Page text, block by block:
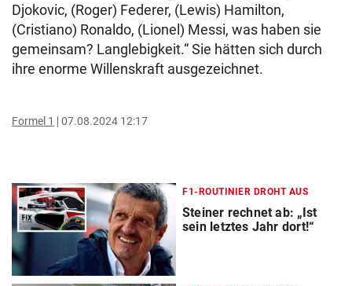
Djokovic, (Roger) Federer, (Lewis) Hamilton,
(Cristiano) Ronaldo, (Lionel) Messi, was haben sie
gemeinsam? Langlebigkeit.“ Sie hätten sich durch
ihre enorme Willenskraft ausgezeichnet.
Formel 1 07.08.2024 12:17
F1-ROUTINIER DROHT AUS
Steiner rechnet ab: „Ist
sein letztes Jahr dort!“